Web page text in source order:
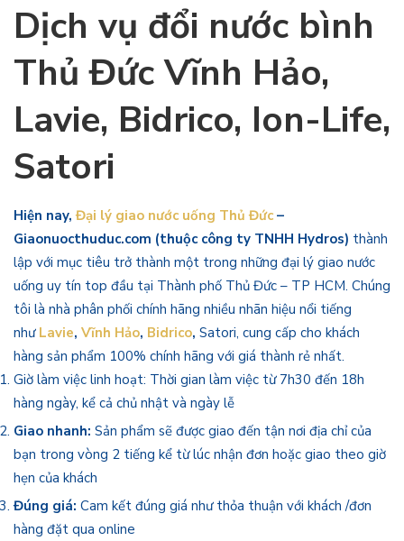
Dịch vụ đổi nước bình
Thủ Đức Vĩnh Hảo,
Lavie, Bidrico, Ion-Life,
Satori
Hiện nay,Đại lý giao nước uống Thủ Đức –
Giaonuocthuduc.com (thuộc công ty TNHH Hydros) thành
lập với mục tiêu trở thành một trong những đại lý giao nước
uống uy tín top đầu tại Thành phố Thủ Đức – TP HCM. Chúng
tôi là nhà phân phối chính hãng nhiều nhãn hiệu nổi tiếng
như Lavie, Vĩnh Hảo, Bidrico, Satori, cung cấp cho khách
hàng sản phẩm 100% chính hãng với giá thành rẻ nhất.
Giờ làm việc linh hoạt: Thời gian làm việc từ 7h30 đến 18h
hàng ngày, kể cả chủ nhật và ngày lễ
Giao nhanh: Sản phẩm sẽ được giao đến tận nơi địa chỉ của
bạn trong vòng 2 tiếng kể từ lúc nhận đơn hoặc giao theo giờ
hẹn của khách
Đúng giá: Cam kết đúng giá như thỏa thuận với khách /đơn
hàng đặt qua online